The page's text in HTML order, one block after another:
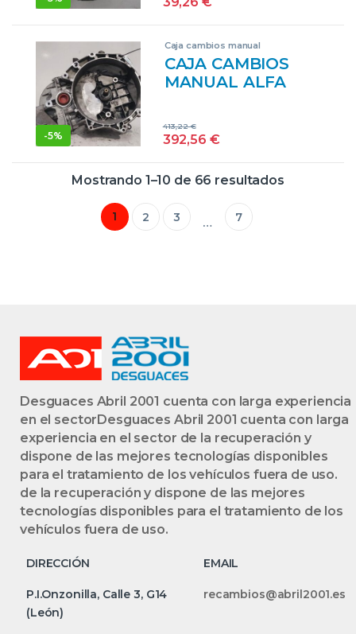
-5%
Caja cambios manual
CAJA CAMBIOS
MANUAL ALFA
939A5000 M32
TRANSMISION
392,56 €
413,22€
Mostrando 1–10 de 66 resultados
1 2 3 … 7
Desguaces Abril 2001 cuenta con larga experiencia
en el sectorDesguaces Abril 2001 cuenta con larga
experiencia en el sector de la recuperación y
dispone de las mejores tecnologías disponibles
para el tratamiento de los vehículos fuera de uso.
de la recuperación y dispone de las mejores
tecnologías disponibles para el tratamiento de los
vehículos fuera de uso.
DIRECCIÓN EMAIL
P.I.Onzonilla, Calle 3, G14
(León)
recambios@abril2001.es